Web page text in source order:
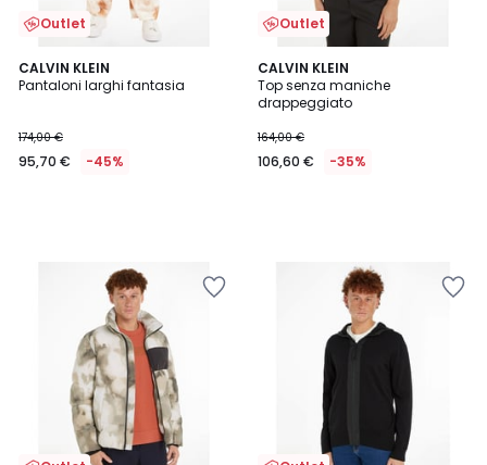
Outlet
CALVIN KLEIN
Pantaloni larghi fantasia
174,00 €
95,70 € -45%
Outlet
CALVIN KLEIN
Top senza maniche
drappeggiato
164,00 €
106,60 € -35%